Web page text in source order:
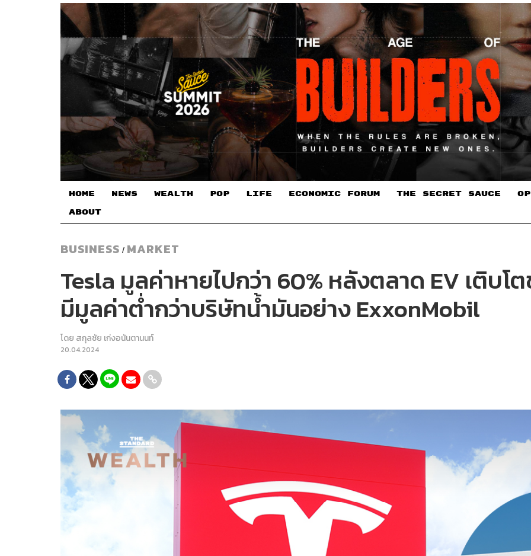
HOME NEWS WEALTH POP LIFE ECONOMIC FORUM THE SECRET SAUCE​
ABOUT
BUSINESS / MARKET
Tesla มูลค่าหายไปกว่า 60% หลังตลาด EV เติบ
มีมูลค่าต่ำกว่าบริษัทน้ำมันอย่าง ExxonMobil
โดย สกุลชัย เก่งอนันตานนท์
20.04.2024